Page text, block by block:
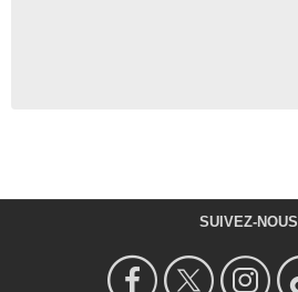
SUIVEZ-NOUS